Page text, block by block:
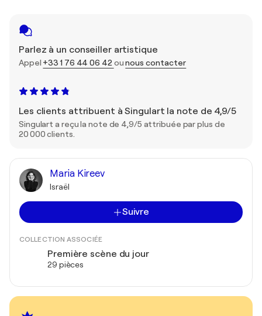
Parlez à un conseiller artistique
Appel +33 1 76 44 06 42 ounous contacter
Les clients attribuent à Singulart la note de 4,9/5
Singulart a reçu la note de 4,9/5 attribuée par plus de
20 000 clients.
Maria Kireev
Israël
Suivre
COLLECTION ASSOCIÉE
Première scène du jour
29 pièces